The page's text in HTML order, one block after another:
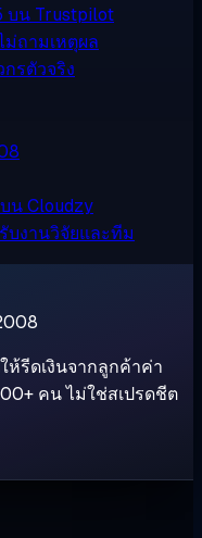
บน Trustpilot
ม่ถามเหตุผล
รตัวจริง
น Cloudzy
บงานวิจัยและทีม
ห้รีดเงินจากลูกค้าค่า
คน ไม่ใช่สเปรดชีต